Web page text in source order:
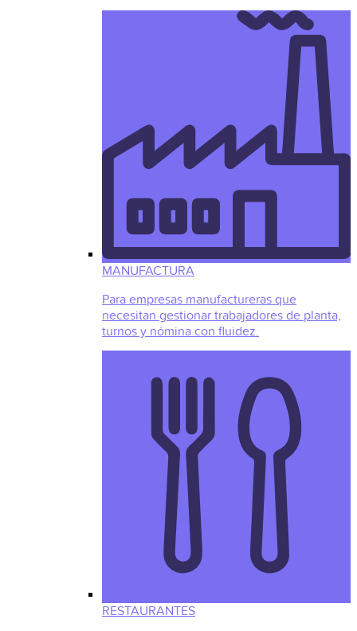
MANUFACTURA
Para empresas manufactureras que
necesitan gestionar trabajadores de planta,
turnos y nómina con fluidez.
RESTAURANTES